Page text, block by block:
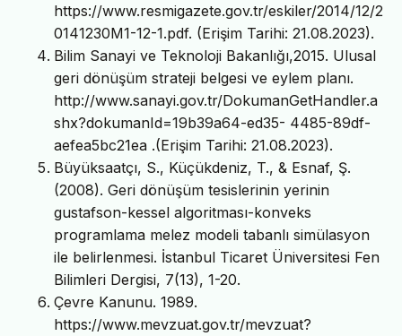
https://www.resmigazete.gov.tr/eskiler/2014/12/2
0141230M1-12-1.pdf. (Erişim Tarihi: 21.08.2023).
Bilim Sanayi ve Teknoloji Bakanlığı,2015. Ulusal
geri dönüşüm strateji belgesi ve eylem planı.
http://www.sanayi.gov.tr/DokumanGetHandler.a
shx?dokumanId=19b39a64-ed35- 4485-89df-
aefea5bc21ea .(Erişim Tarihi: 21.08.2023).
Büyüksaatçı, S., Küçükdeniz, T., & Esnaf, Ş.
(2008). Geri dönüşüm tesislerinin yerinin
gustafson-kessel algoritması-konveks
programlama melez modeli tabanlı simülasyon
ile belirlenmesi. İstanbul Ticaret Üniversitesi Fen
Bilimleri Dergisi, 7(13), 1-20.
Çevre Kanunu. 1989.
https://www.mevzuat.gov.tr/mevzuat?